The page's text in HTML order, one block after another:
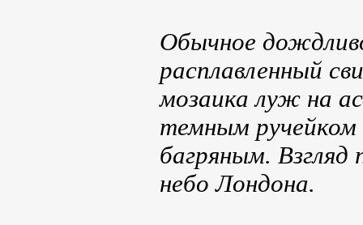
Обычное
расплавленный
мозаика луж на
темным ручейком
багряным. Взгляд
небо Лондона.